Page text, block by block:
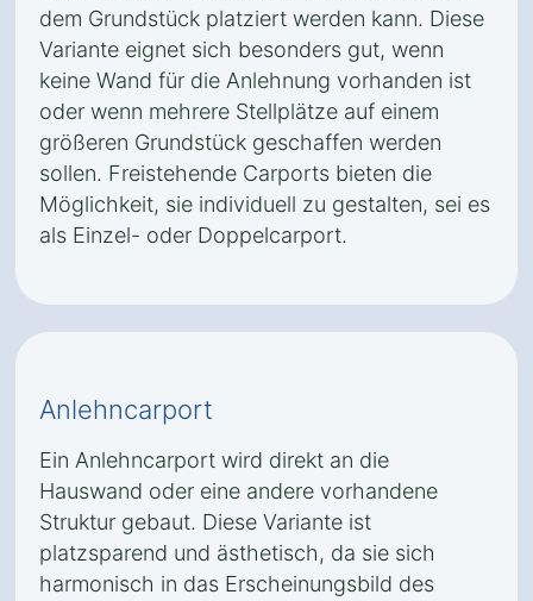
dem Grundstück platziert werden kann. Diese
Variante eignet sich besonders gut, wenn
keine Wand für die Anlehnung vorhanden ist
oder wenn mehrere Stellplätze auf einem
größeren Grundstück geschaffen werden
sollen. Freistehende Carports bieten die
Möglichkeit, sie individuell zu gestalten, sei es
als Einzel- oder Doppelcarport.
Anlehncarport
Ein Anlehncarport wird direkt an die
Hauswand oder eine andere vorhandene
Struktur gebaut. Diese Variante ist
platzsparend und ästhetisch, da sie sich
harmonisch in das Erscheinungsbild des